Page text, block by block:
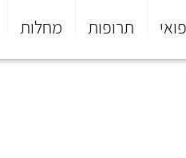
תרופות מחלות